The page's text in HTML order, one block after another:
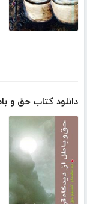
دانلود کتاب حق و